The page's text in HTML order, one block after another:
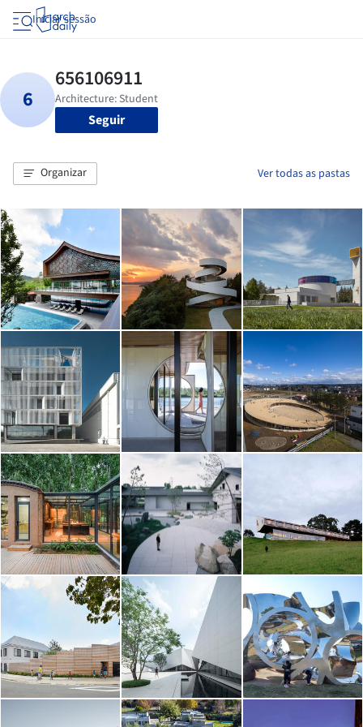
Iniciar sessão
Seguir
Organizar Ver todas as pastas